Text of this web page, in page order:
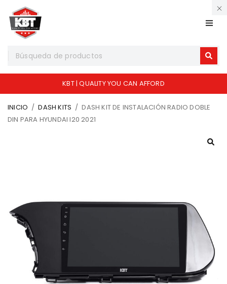
KBT | QUALITY YOU CAN AFFORD
INICIO / DASH KITS / DASH KIT DE INSTALACIÓN RADIO DOBLE
DIN PARA HYUNDAI I20 2021